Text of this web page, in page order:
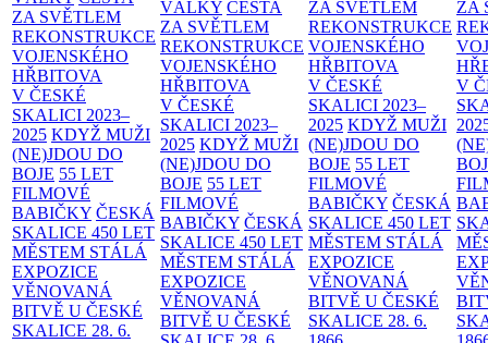
ZA SVĚTLEM
REKONSTRUKCE
VOJENSKÉHO
HŘBITOVA
V ČESKÉ
SKALICI 2023–
2025 KDYŽ MUŽI
(NE)JDOU DO
BOJE 55 LET
FILMOVÉ
BABIČKY ČESKÁ
SKALICE 450 LET
MĚSTEM STÁLÁ
EXPOZICE
VĚNOVANÁ
BITVĚ U ČESKÉ
SKALICE 28. 6.
VÁLKY CESTA
ZA SVĚTLEM
REKONSTRUKCE
VOJENSKÉHO
HŘBITOVA
V ČESKÉ
SKALICI 2023–
2025 KDYŽ MUŽI
(NE)JDOU DO
BOJE 55 LET
FILMOVÉ
BABIČKY ČESKÁ
SKALICE 450 LET
MĚSTEM STÁLÁ
EXPOZICE
VĚNOVANÁ
BITVĚ U ČESKÉ
ZA SVĚTLEM
REKONSTRUKCE
VOJENSKÉHO
HŘBITOVA
V ČESKÉ
SKALICI 2023–
2025 KDYŽ MUŽI
(NE)JDOU DO
BOJE 55 LET
FILMOVÉ
BABIČKY ČESKÁ
SKALICE 450 LET
MĚSTEM STÁLÁ
EXPOZICE
VĚNOVANÁ
BITVĚ U ČESKÉ
SKALICE 28. 6.
ZA
V